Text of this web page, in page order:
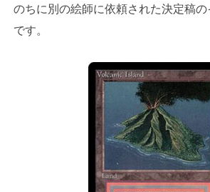
のちに別の絵師に依頼された決定稿
です。